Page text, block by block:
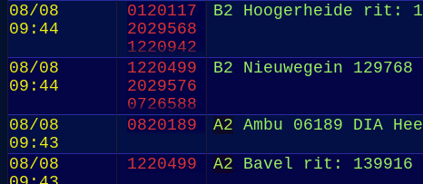
08/08
09:44
0120117
2029568
1220942
B2 Hoogerheide rit:
08/08
09:44
1220499
2029576
0726588
B2 Nieuwegein 129768
08/08
09:43
0820189 A2 Ambu 06189 DIA
08/08
1220499 A2 Bavel rit: